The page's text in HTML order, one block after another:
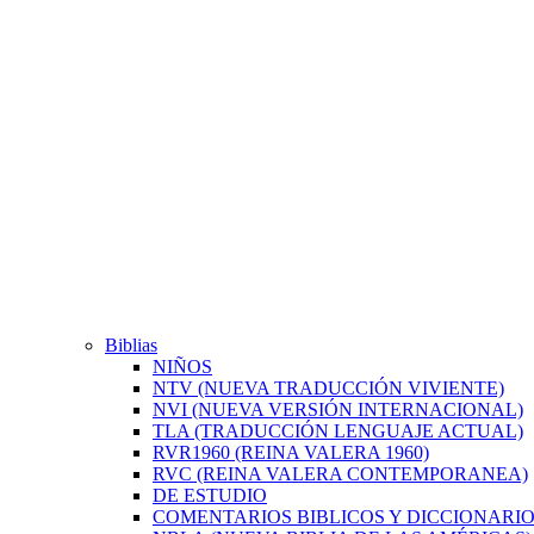
Biblias
NIÑOS
NTV (NUEVA TRADUCCIÓN VIVIENTE)
NVI (NUEVA VERSIÓN INTERNACIONAL)
TLA (TRADUCCIÓN LENGUAJE ACTUAL)
RVR1960 (REINA VALERA 1960)
RVC (REINA VALERA CONTEMPORANEA)
DE ESTUDIO
COMENTARIOS BIBLICOS Y